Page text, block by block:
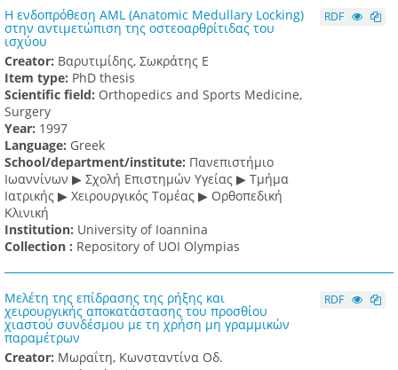
Η ενδοπρόθεση AML (Anatomic Medullary Locking)
στην αντιμετώπιση της οστεοαρθρίτιδας του
ισχύου
Creator: Βαρυτιμίδης, Σωκράτης Ε
Item type: PhD thesis
Scientific field: Orthopedics and Sports Medicine,
Surgery
Υear: 1997
Language: Greek
School/department/institute: Πανεπιστήμιο
Ιωαννίνων ▶ Σχολή Επιστημών Υγείας ▶ Τμήμα
Ιατρικής ▶ Χειρουργικός Τομέας ▶ Ορθοπεδική
Κλινική
Institution: University of Ioannina
Collection : Repository of UOI Olympias
RDF
Μελέτη της επίδρασης της ρήξης και
χειρουργικής αποκατάστασης του προσθίου
χιαστού συνδέσμου με τη χρήση μη γραμμικών
παραμέτρων
Creator: Μωραΐτη, Κωνσταντίνα Οδ.
RDF